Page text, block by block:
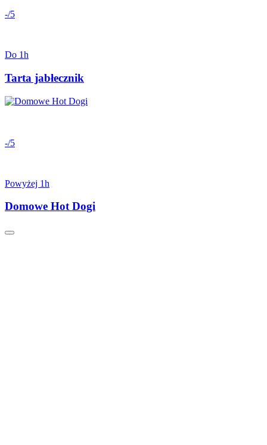
-/5
Do 1h
Tarta jabłecznik
-/5
Powyżej 1h
Domowe Hot Dogi